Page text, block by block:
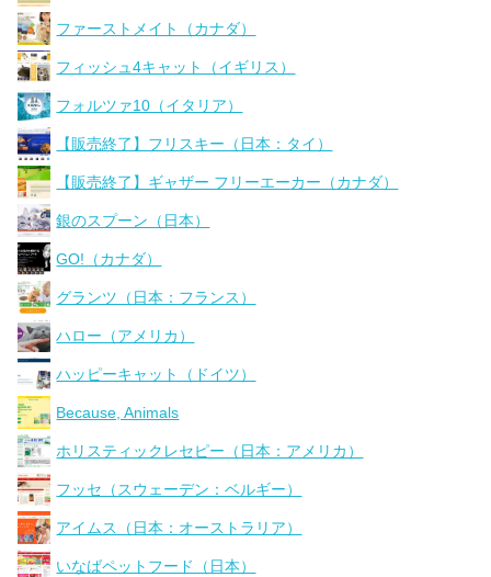
ファーストメイト（カナダ）
フィッシュ4キャット（イギリス）
フォルツァ10（イタリア）
【販売終了】フリスキー（日本：タイ）
【販売終了】ギャザー フリーエーカー（カナダ）
銀のスプーン（日本）
GO!（カナダ）
グランツ（日本：フランス）
ハロー（アメリカ）
ハッピーキャット（ドイツ）
Because, Animals
ホリスティックレセピー（日本：アメリカ）
フッセ（スウェーデン：ベルギー）
アイムス（日本：オーストラリア）
いなばペットフード（日本）